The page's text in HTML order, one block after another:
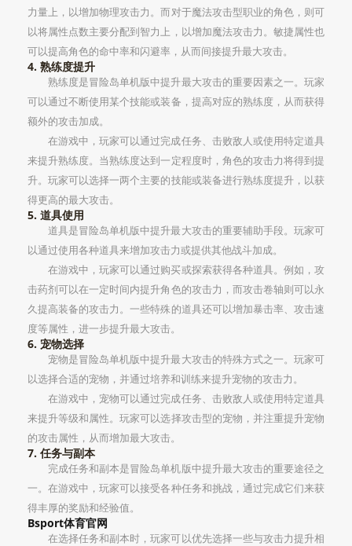
力量上，以增加物理攻击力。而对于魔法攻击型职业的角色，则可
以将属性点数主要分配到智力上，以增加魔法攻击力。敏捷属性也
可以提高角色的命中率和闪避率，从而间接提升最大攻击。
4. 熟练度提升
熟练度是冒险岛单机版中提升最大攻击的重要因素之一。玩家
可以通过不断使用某个技能或装备，提高对应的熟练度，从而获得
额外的攻击加成。
在游戏中，玩家可以通过完成任务、击败敌人或使用特定道具
来提升熟练度。当熟练度达到一定程度时，角色的攻击力将得到提
升。玩家可以选择一两个主要的技能或装备进行熟练度提升，以获
得更高的最大攻击。
5. 道具使用
道具是冒险岛单机版中提升最大攻击的重要辅助手段。玩家可
以通过使用各种道具来增加攻击力或提供其他战斗加成。
在游戏中，玩家可以通过购买或探索获得各种道具。例如，攻
击药剂可以在一定时间内提升角色的攻击力，而攻击卷轴则可以永
久提高装备的攻击力。一些特殊的道具还可以增加暴击率、攻击速
度等属性，进一步提升最大攻击。
6. 宠物选择
宠物是冒险岛单机版中提升最大攻击的特殊方式之一。玩家可
以选择合适的宠物，并通过培养和训练来提升宠物的攻击力。
在游戏中，宠物可以通过完成任务、击败敌人或使用特定道具
来提升等级和属性。玩家可以选择攻击型的宠物，并注重提升宠物
的攻击属性，从而增加最大攻击。
7. 任务与副本
完成任务和副本是冒险岛单机版中提升最大攻击的重要途径之
一。在游戏中，玩家可以接受各种任务和挑战，通过完成它们来获
得丰厚的奖励和经验值。
Bsport体育官网
在选择任务和副本时，玩家可以优先选择一些与攻击力提升相